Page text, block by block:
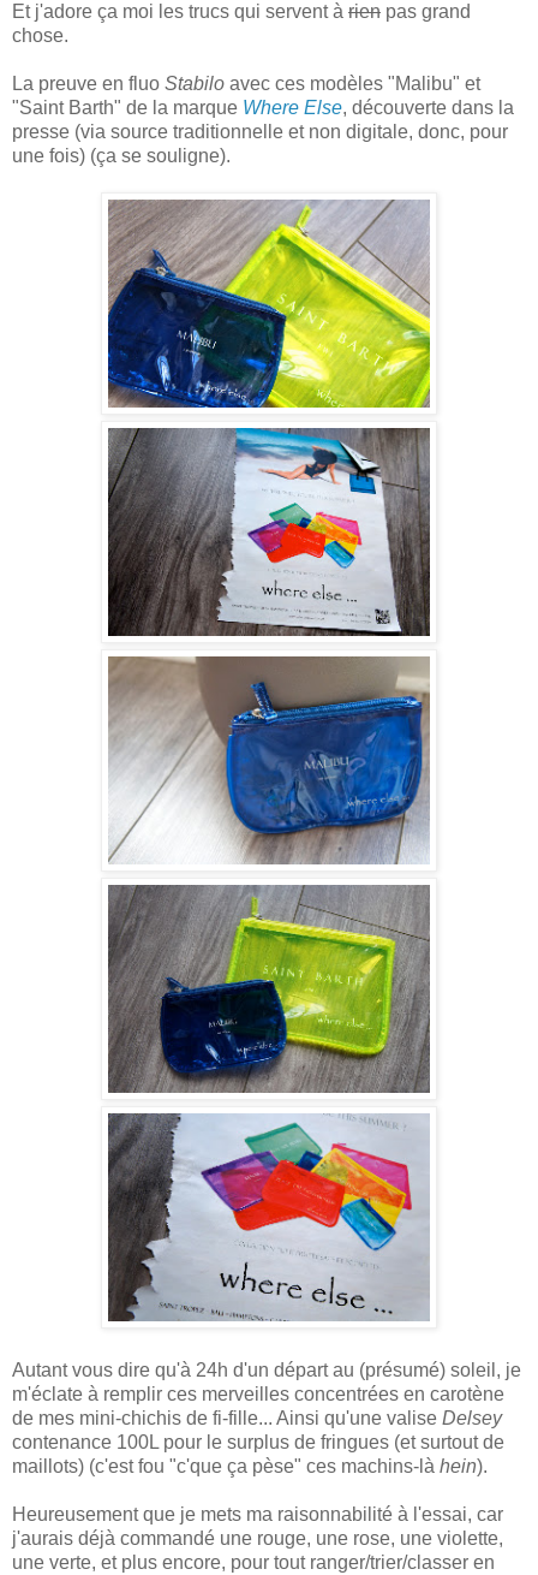
Et j'adore ça moi les trucs qui servent à rien pas grand
chose.
La preuve en fluo Stabilo avec ces modèles "Malibu" et
"Saint Barth" de la marque Where Else, découverte dans la
presse (via source traditionnelle et non digitale, donc, pour
une fois) (ça se souligne).
Autant vous dire qu'à 24h d'un départ au (présumé) soleil, je
m'éclate à remplir ces merveilles concentrées en carotène
de mes mini-chichis de fi-fille... Ainsi qu'une valise Delsey
contenance 100L pour le surplus de fringues (et surtout de
maillots) (c'est fou "c'que ça pèse" ces machins-là hein).
Heureusement que je mets ma raisonnabilité à l'essai, car
j'aurais déjà commandé une rouge, une rose, une violette,
une verte, et plus encore, pour tout ranger/trier/classer en